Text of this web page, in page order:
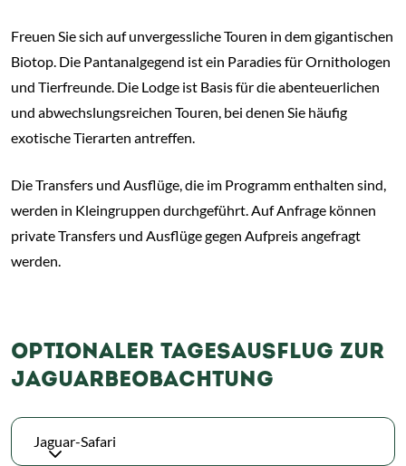
Freuen Sie sich auf unvergessliche Touren in dem gigantischen
Biotop. Die Pantanalgegend ist ein Paradies für Ornithologen
und Tierfreunde. Die Lodge ist Basis für die abenteuerlichen
und abwechslungsreichen Touren, bei denen Sie häufig
exotische Tierarten antreffen.
Die Transfers und Ausflüge, die im Programm enthalten sind,
werden in Kleingruppen durchgeführt. Auf Anfrage können
private Transfers und Ausflüge gegen Aufpreis angefragt
werden.
OPTIONALER TAGESAUSFLUG ZUR
JAGUARBEOBACHTUNG
Jaguar-Safari